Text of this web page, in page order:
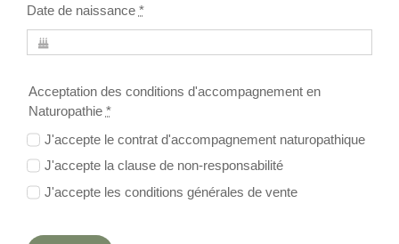
Date de naissance *
Acceptation des conditions d'accompagnement en
Naturopathie *
J'accepte le contrat d'accompagnement naturopathique
J'accepte la clause de non-responsabilité
J'accepte les conditions générales de vente